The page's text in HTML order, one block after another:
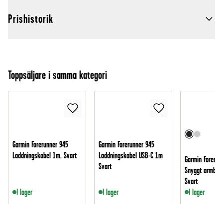
Prishistorik
Toppsäljare i samma kategori
Garmin Forerunner 945
Laddningskabel 1m, Svart
I lager
Garmin Forerunner 945
Laddningskabel USB-C 1m
Svart
I lager
Garmin
Snyggt
Svart
I lager